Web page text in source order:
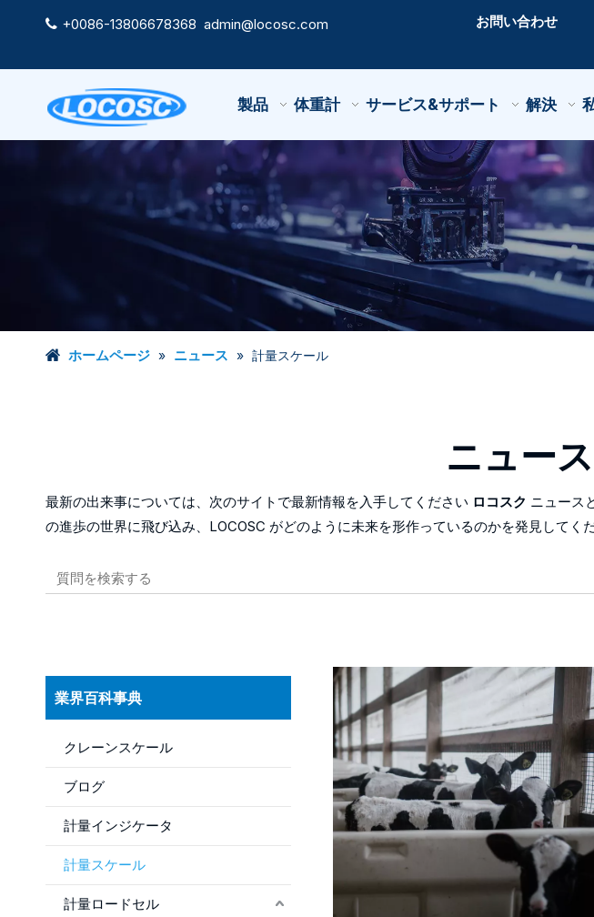
 +0086-13806678368 admin@locosc.com お問い合わせ
製品 体重計 サービス&サポート 解決
ホームページ » ニュース » 計量スケール
ニュー
最新の出来事については、次のサイトで最新情報を入手してください ロコスク ニュース
の進歩の世界に飛び込み、LOCOSC がどのように未来を形作っているのかを発見してく
業界百科事典
クレーンスケール
ブログ
計量インジケータ
計量スケール
計量ロードセル